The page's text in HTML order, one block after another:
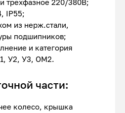
трехфазное 220/380В;
IP55;
из нерж.стали,
подшипников;
и категория
У2, У3, ОМ2.
части:
колесо, крышка